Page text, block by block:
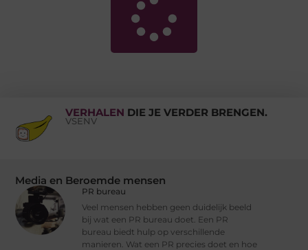
VERHALEN DIE JE VERDER BRENGEN.
VSENV
Media en Beroemde mensen
PR bureau
Veel mensen hebben geen duidelijk beeld
bij wat een PR bureau doet. Een PR
bureau biedt hulp op verschillende
manieren. Wat een PR precies doet en hoe